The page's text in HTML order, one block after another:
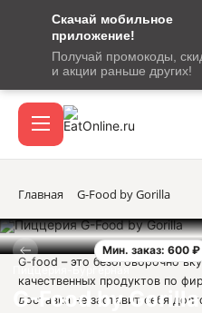
Скачай мобильное
приложение!
Получай промокоды,
и акции раньше других!
сообщение
кодом
подтверждения
Вход / регистрация
Акции
Главная G-Food by Gorilla
Мин. заказ: 600 ₽
Пиццерия-Бургерная
G-Food by Gorilla
G-food – это безоговорочно
качественных продуктов по
доставка не заставит себя